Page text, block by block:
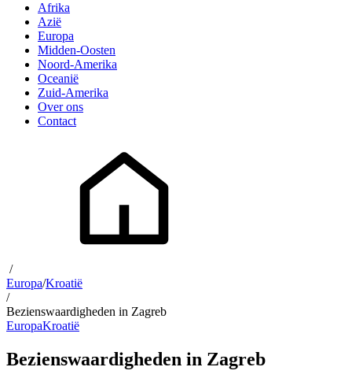
Afrika
Azië
Europa
Midden-Oosten
Noord-Amerika
Oceanië
Zuid-Amerika
Over ons
Contact
/
Europa/Kroatië
/
Bezienswaardigheden in Zagreb
EuropaKroatië
Bezienswaardigheden in Zagreb